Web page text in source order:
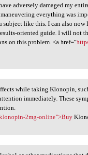
adversely damaged my
everything was
subject like this. I can also
oriented guide. I will not
on this problem. <a href="
while taking Klonopin,
immediately. These
2mg-online">Buy